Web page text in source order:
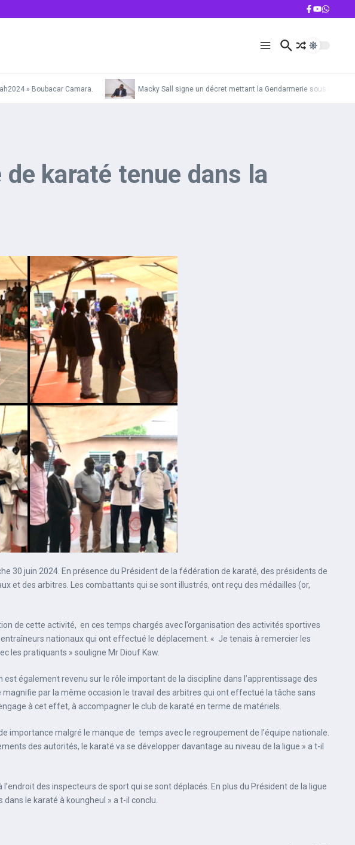
» Boubacar Camara. Macky Sall signe un décret mettant la Gendarmerie sous tutelle de
karaté tenue dans la
30 juin 2024. En présence du Président de la fédération de karaté, des présidents de
et des arbitres. Les combattants qui se sont illustrés, ont reçu des médailles (or,
de cette activité, en ces temps chargés avec l’organisation des activités sportives
nationaux qui ont effectué le déplacement. « Je tenais à remercier les
les pratiquants » souligne Mr Diouf Kaw.
est également revenu sur le rôle important de la discipline dans l’apprentissage des
par la même occasion le travail des arbitres qui ont effectué la tâche sans
à cet effet, à accompagner le club de karaté en terme de matériels.
importance malgré le manque de temps avec le regroupement de l’équipe nationale.
des autorités, le karaté va se développer davantage au niveau de la ligue » a t-il
des inspecteurs de sport qui se sont déplacés. En plus du Président de la ligue
le karaté à koungheul » a t-il conclu.